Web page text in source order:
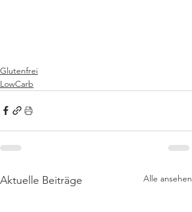
Glutenfrei
LowCarb
Aktuelle Beiträge Alle ansehen